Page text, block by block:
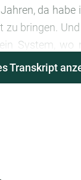
da
zu bringen.
System,
her
Und dann
geht, da
mir Druck
Transkript